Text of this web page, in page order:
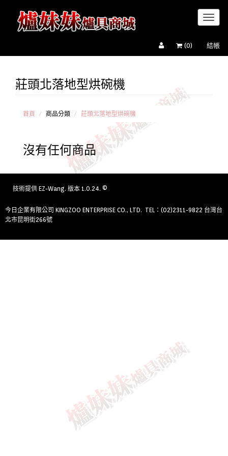
(0) 結帳
櫻花牌
和成牌
喜特麗
落地型烘
豪山牌
落地型烘
OSAMA
落地型烘
莊頭北落地型烘碗機
首頁 商品分類 莊頭北落地型烘碗機
沒有任何商品
技術提供 EZ-Wang. 版本 1.0.24. ©
今日企業有限公司 KINGZOO ENTERPRISE CO., LTD. TEL：(02)2311-9822 台灣台
北市昆明街266號